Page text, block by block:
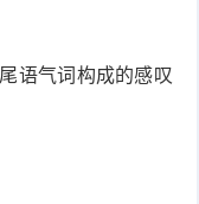
语气词构成的感叹